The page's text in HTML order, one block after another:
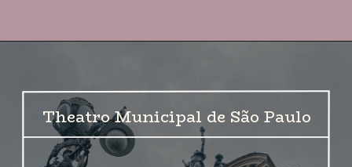
Theatro Municipal de São Paulo